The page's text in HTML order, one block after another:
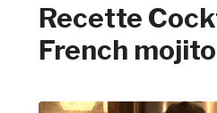
Recette
French mojito